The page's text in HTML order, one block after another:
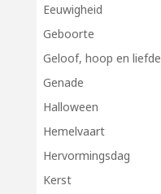
Eeuwigheid
Geboorte
Geloof, hoop en liefde
Genade
Halloween
Hemelvaart
Hervormingsdag
Kerst